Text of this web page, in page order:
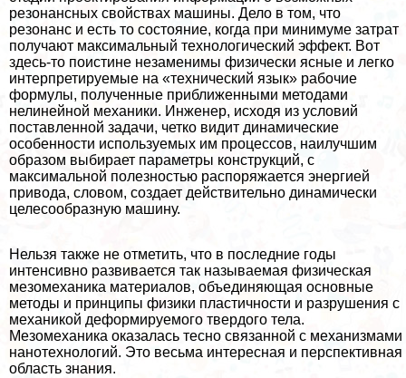
резонансных свойствах машины. Дело в том, что
резонанс и есть то состояние, когда при минимуме затрат
получают максимальный технологический эффект. Вот
здесь-то поистине незаменимы физически ясные и легко
интерпретируемые на «технический язык» рабочие
формулы, полученные приближенными методами
нелинейной механики. Инженер, исходя из условий
поставленной задачи, четко видит динамические
особенности используемых им процессов, наилучшим
образом выбирает параметры конструкций, с
максимальной полезностью распоряжается энергией
привода, словом, создает действительно динамически
целесообразную машину.
Нельзя также не отметить, что в последние годы
интенсивно развивается так называемая физическая
мезомеханика материалов, объединяющая основные
методы и принципы физики пластичности и разрушения с
механикой деформируемого твердого тела.
Мезомеханика оказалась тесно связанной с механизмами
нанотехнологий. Это весьма интересная и перспективная
область знания.